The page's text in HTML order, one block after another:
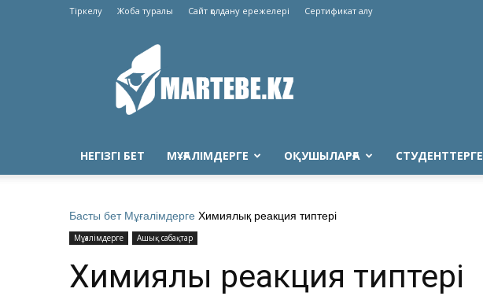
Тіркелу Жоба туралы Сайт қолдану ережелері Сертификат алу
Martebe.kz
білім
сайты
НЕГІЗГІ БЕТ МҰҒАЛІМДЕРГЕ ОҚУШЫЛАРҒА СТУДЕНТТЕРГЕ
Басты бет Мұғалімдерге Химиялық реакция типтері
Мұғалімдерге Ашық сабақтар
Химиялық реакция типтері